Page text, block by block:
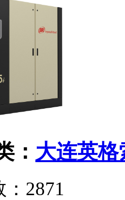
： 大连英
2871